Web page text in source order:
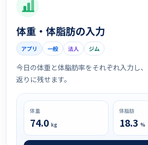
体重・体脂肪の入力
アプリ 一般 法人 ジム
今日の体重と体脂肪率をそれぞれ入力し
返りに残せます。
体重
74.0 kg
体脂肪
18.3 %